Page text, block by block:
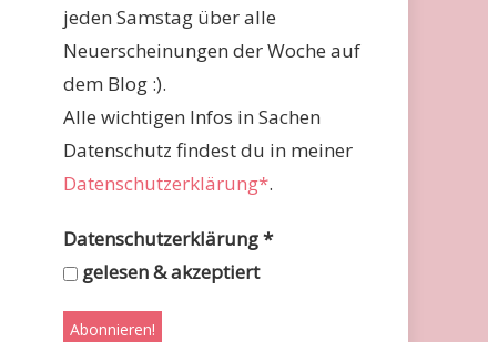
jeden Samstag über alle
Neuerscheinungen der Woche auf
dem Blog :).
Alle wichtigen Infos in Sachen
Datenschutz findest du in meiner
Datenschutzerklärung*.
Datenschutzerklärung*
gelesen & akzeptiert